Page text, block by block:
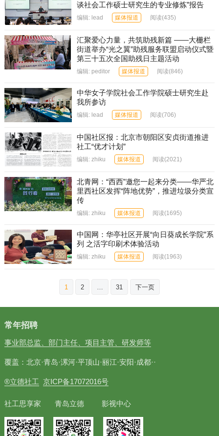
谈社会工作硕士研究生的专业修炼”报告
编辑:lead 媒体报道 阅读(435)
汇聚爱心力量，共筑助残新篇 ——大栅栏
街道举办“光之翼”助残服务联盟启动仪式暨
第三十五次全国助残日主题活动
编辑:peditor 媒体报道 阅读(846)
中华女子学院社会工作学院硕士研究生赴
我所参访
编辑:lead 媒体报道 阅读(706)
中国社区报：北京市朝阳区安贞街道推进
社工“优才计划”
编辑:zhiku 媒体报道 阅读(2021)
北青网：“西西”邀您一起来分类——华严北
里西社区发挥“阵地优势”，推进垃圾分类宣
传
编辑:zhiku 媒体报道 阅读(1695)
中国网：华亭社区开展“向日葵成长学院”系
列 之活字印刷术体验活动
编辑:zhiku 媒体报道 阅读(1963)
分
页
1 2 … 31 下一页
常年招聘
事业部总监、部门主任、项目主管、研发师等
覆盖：北京·青岛·漯河·平顶山·丽江·安阳·成都··
®立德社工 京ICP备17072016号
社工思享家 青岛立德 影视中心